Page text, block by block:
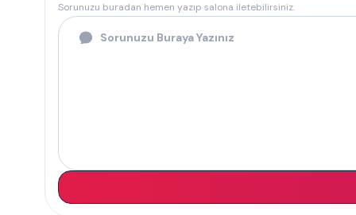
Sorunuzu buradan hemen yazıp salona iletebilirsiniz.